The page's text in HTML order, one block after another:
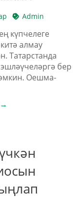
Admin
күпчелеге
алмау
Татарстанда
бер
Оешма-